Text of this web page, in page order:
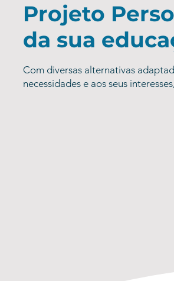
Projeto
da sua
Com diversas alternativas
necessidades e aos seus